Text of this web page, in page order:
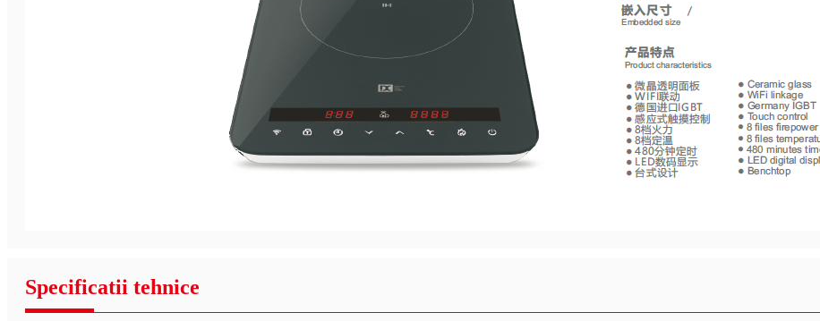
Specificatii tehnice